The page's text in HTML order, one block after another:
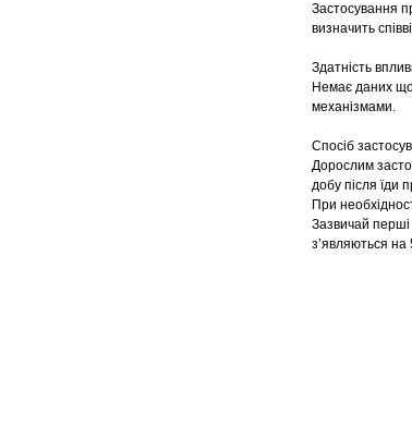
Застосування
визначить
Здатність
Немає даних
механізмами.
Спосіб
Дорослим
добу після їди
При
Зазвичай
з’являються на